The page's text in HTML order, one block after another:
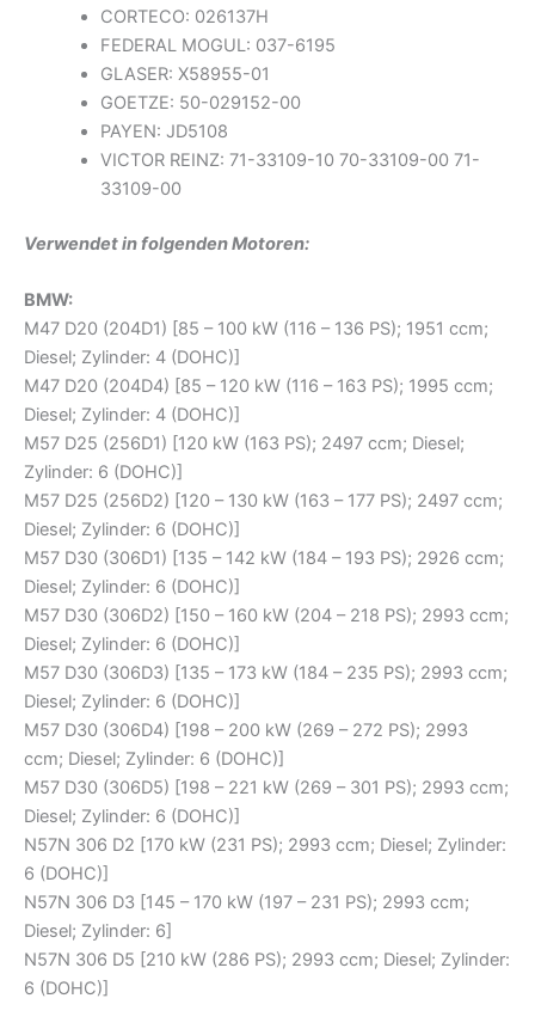
CORTECO: 026137H
FEDERAL MOGUL: 037-6195
GLASER: X58955-01
GOETZE: 50-029152-00
PAYEN: JD5108
VICTOR REINZ: 71-33109-10 70-33109-00 71-
33109-00
Verwendet in folgenden Motoren:
BMW:
M47 D20 (204D1) [85 – 100 kW (116 – 136 PS); 1951 ccm;
Diesel; Zylinder: 4 (DOHC)]
M47 D20 (204D4) [85 – 120 kW (116 – 163 PS); 1995 ccm;
Diesel; Zylinder: 4 (DOHC)]
M57 D25 (256D1) [120 kW (163 PS); 2497 ccm; Diesel;
Zylinder: 6 (DOHC)]
M57 D25 (256D2) [120 – 130 kW (163 – 177 PS); 2497 ccm;
Diesel; Zylinder: 6 (DOHC)]
M57 D30 (306D1) [135 – 142 kW (184 – 193 PS); 2926 ccm;
Diesel; Zylinder: 6 (DOHC)]
M57 D30 (306D2) [150 – 160 kW (204 – 218 PS); 2993 ccm;
Diesel; Zylinder: 6 (DOHC)]
M57 D30 (306D3) [135 – 173 kW (184 – 235 PS); 2993 ccm;
Diesel; Zylinder: 6 (DOHC)]
M57 D30 (306D4) [198 – 200 kW (269 – 272 PS); 2993
ccm; Diesel; Zylinder: 6 (DOHC)]
M57 D30 (306D5) [198 – 221 kW (269 – 301 PS); 2993 ccm;
Diesel; Zylinder: 6 (DOHC)]
N57N 306 D2 [170 kW (231 PS); 2993 ccm; Diesel; Zylinder:
6 (DOHC)]
N57N 306 D3 [145 – 170 kW (197 – 231 PS); 2993 ccm;
Diesel; Zylinder: 6]
N57N 306 D5 [210 kW (286 PS); 2993 ccm; Diesel; Zylinder:
6 (DOHC)]